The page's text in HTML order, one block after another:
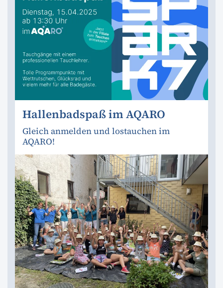
Hallenbadspaß im AQARO
Gleich anmelden und lostauchen im
AQARO!